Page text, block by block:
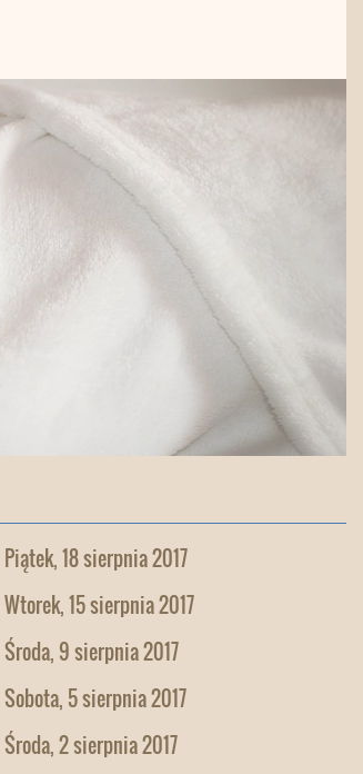
Piątek, 18 sierpnia 2017
Wtorek, 15 sierpnia 2017
Środa, 9 sierpnia 2017
Sobota, 5 sierpnia 2017
Środa, 2 sierpnia 2017